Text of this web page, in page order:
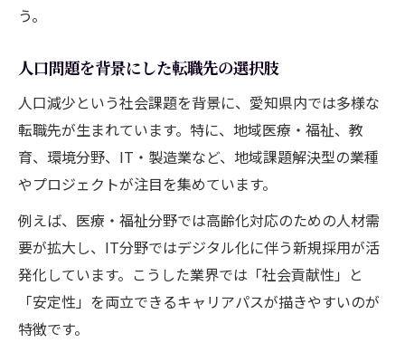
う。
人口問題を背景にした転職先の選択肢
人口減少という社会課題を背景に、愛知県内では多様な
転職先が生まれています。特に、地域医療・福祉、教
育、環境分野、IT・製造業など、地域課題解決型の業種
やプロジェクトが注目を集めています。
例えば、医療・福祉分野では高齢化対応のための人材需
要が拡大し、IT分野ではデジタル化に伴う新規採用が活
発化しています。こうした業界では「社会貢献性」と
「安定性」を両立できるキャリアパスが描きやすいのが
特徴です。